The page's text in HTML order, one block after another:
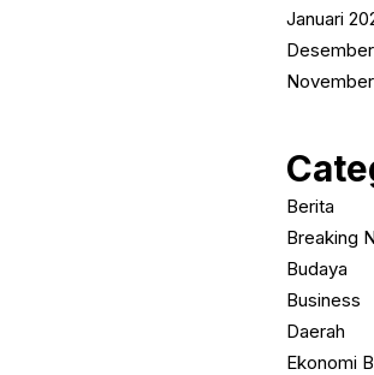
Januari
Berita
Breaking
Budaya
Business
Daerah
Ekonomi